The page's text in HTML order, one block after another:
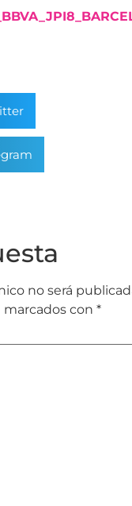
no será
con *